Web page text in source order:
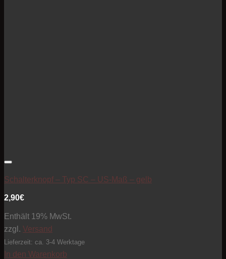
Schalterknopf – Typ SC – US-Maß – gelb
2,90€
Enthält 19% MwSt.
zzgl. Versand
Lieferzeit: ca. 3-4 Werktage
In den Warenkorb